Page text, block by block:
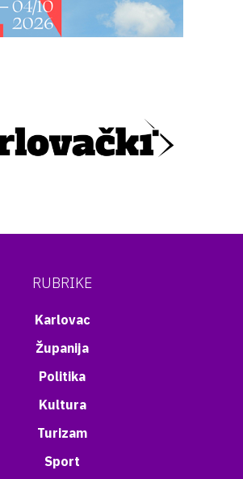
RUBRIKE
Karlovac
Županija
Politika
Kultura
Turizam
Sport